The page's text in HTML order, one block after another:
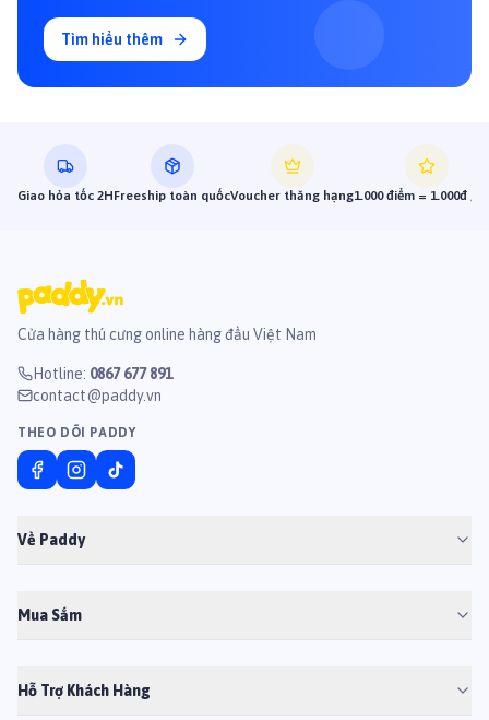
Tìm hiểu thêm
Giao hỏa tốc 2HFreeship toàn quốcVoucher thăng hạng1.000 điểm = 1.000đ
Cửa hàng thú cưng online hàng đầu Việt Nam
Hotline: 0867 677 891
contact@paddy.vn
THEO DÕI PADDY
Về Paddy
Mua Sắm
Hỗ Trợ Khách Hàng